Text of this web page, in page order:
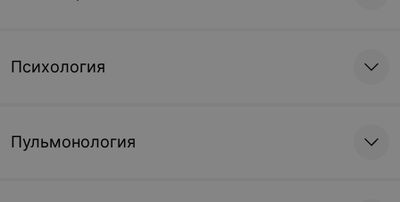
Психология
Пульмонология